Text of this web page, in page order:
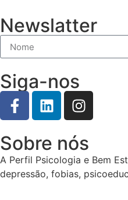
Newslatter
Siga-nos
Sobre nós
A Perfil Psicologia e Bem
depressão, fobias,